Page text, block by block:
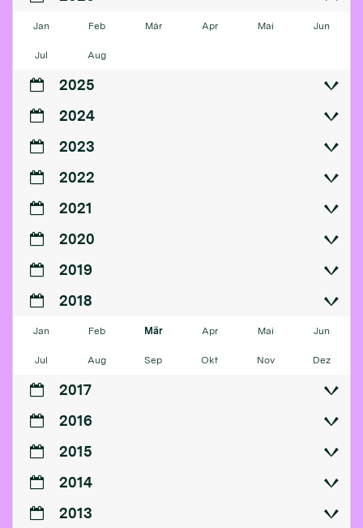
Jan Feb Mär Apr Mai Jun
Jul Aug
2025
2024
2023
2022
2021
2020
2019
2018
Jan Feb Mär Apr Mai Jun
Jul Aug Sep Okt Nov Dez
2017
2016
2015
2014
2013